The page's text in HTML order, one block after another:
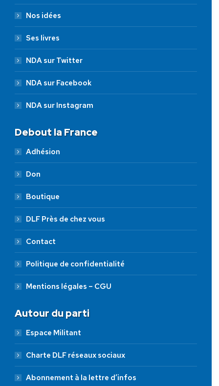
Nos idées
Ses livres
NDA sur Twitter
NDA sur Facebook
NDA sur Instagram
Debout la France
Adhésion
Don
Boutique
DLF Près de chez vous
Contact
Politique de confidentialité
Mentions légales – CGU
Autour du parti
Espace Militant
Charte DLF réseaux sociaux
Abonnement à la lettre d’infos